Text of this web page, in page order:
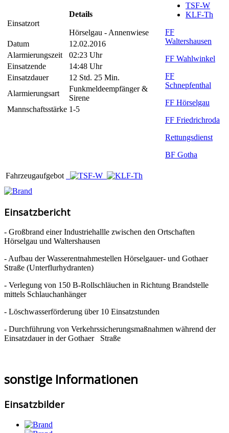
Einsatzort
Details
Hörselgau - Annenwiese
Datum
12.02.2016
Alarmierungszeit
02:23 Uhr
Einsatzende
14:48 Uhr
Einsatzdauer
12 Std. 25 Min.
Alarmierungsart
Funkmeldeempfänger &
Sirene
Mannschaftsstärke 1-5
TSF-W
KLF-Th
FF
Waltershausen
FF Wahlwinkel
FF
Schnepfenthal
FF Hörselgau
FF Friedrichroda
Rettungsdienst
BF Gotha
Fahrzeugaufgebot
Einsatzbericht
- Großbrand einer Industriehallle zwischen den Ortschaften
Hörselgau und Waltershausen
- Aufbau der Wasserentnahmestellen Hörselgauer- und Gothaer
Straße (Unterflurhydranten)
- Verlegung von 150 B-Rollschläuchen in Richtung Brandstelle
mittels Schlauchanhänger
- Löschwasserförderung über 10 Einsatzstunden
- Durchführung von Verkehrssicherungsmaßnahmen während der
Einsatzdauer in der Gothaer Straße
sonstige Informationen
Einsatzbilder